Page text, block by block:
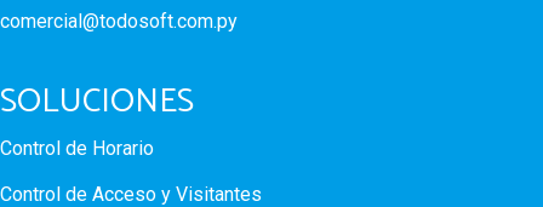
comercial@todosoft.com.py
SOLUCIONES
Control de Horario
Control de Acceso y Visitantes